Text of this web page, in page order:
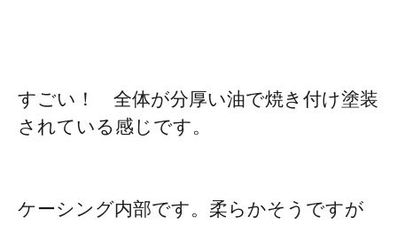
すごい！ 全体が分厚い油で焼き付け塗装
されている感じです。
ケーシング内部です。柔らかそうですが